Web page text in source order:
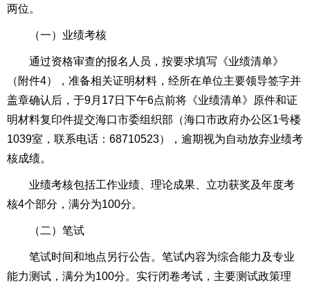
两位。
（一）业绩考核
通过资格审查的报名人员，按要求填写《业绩清单》
（附件4），准备相关证明材料，经所在单位主要领导签字并
盖章确认后，于9月17日下午6点前将《业绩清单》原件和证
明材料复印件提交海口市委组织部（海口市政府办公区1号楼
1039室，联系电话：68710523），逾期视为自动放弃业绩考
核成绩。
业绩考核包括工作业绩、理论成果、立功获奖及年度考
核4个部分，满分为100分。
（二）笔试
笔试时间和地点另行公告。笔试内容为综合能力及专业
能力测试，满分为100分。实行闭卷考试，主要测试政策理